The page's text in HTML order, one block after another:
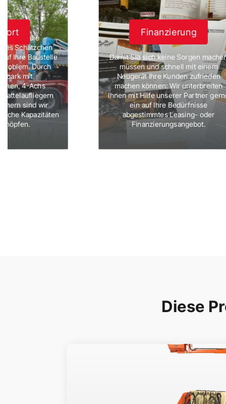
nicht die
Schätzchen
Ihre Baustelle
Durch
mit
4-Achs
Sattelaufliegern
sind wir
Kapazitäten
Finanzierung
Damit Sie sich keine Sorgen
müssen und schnell mit einem
Neugerät Ihre Kunden zufrieden
machen können: Wir unterbreiten
Ihnen mit Hilfe unserer Partner
ein auf Ihre Bedürfnisse
abgestimmtes Leasing- oder
Finanzierungsangebot.
Diese